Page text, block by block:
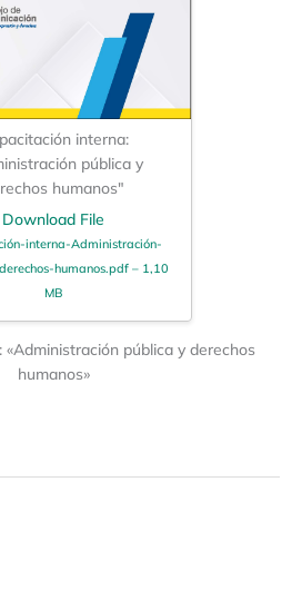
interna:
pública y
humanos"
Download File
interna-Administración-
humanos.pdf – 1,10
MB
pública y derechos
humanos»